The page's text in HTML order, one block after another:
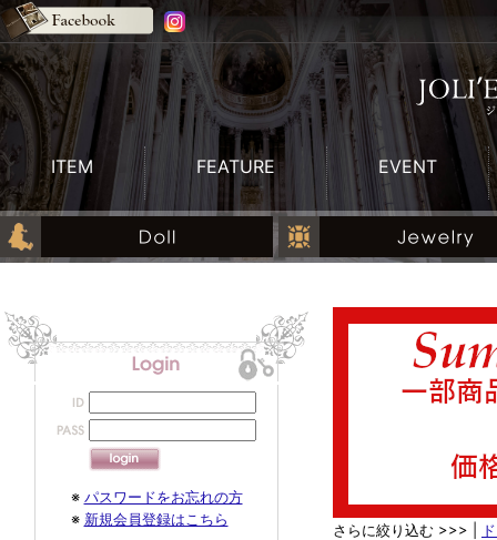
ITEM FEATURE EVENT
※ パスワードをお忘れの方
※ 新規会員登録はこちら
さらに絞り込む >>> |